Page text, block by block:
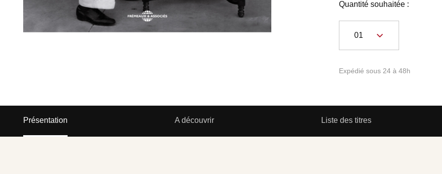
Quantité souhaitée :
Expédié sous 24 à 48h
Présentation A découvrir Liste des titres